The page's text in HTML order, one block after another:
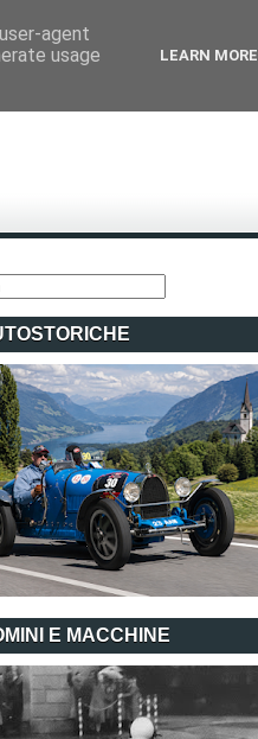
E MACCHINE
agent
usage
LEARN MORE